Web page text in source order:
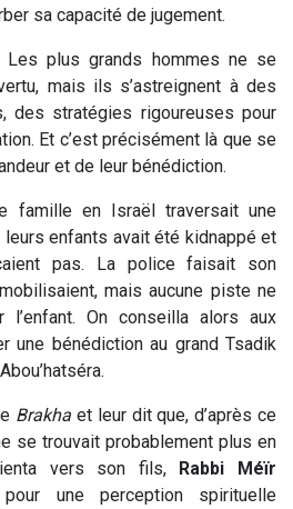
sa capacité de jugement.
Les plus grands hommes ne se
mais ils s’astreignent à des
des stratégies rigoureuses pour
Et c’est précisément là que se
et de leur bénédiction.
famille en Israël traversait une
leurs enfants avait été kidnappé et
pas. La police faisait son
mais aucune piste ne
l’enfant. On conseilla alors aux
une bénédiction au grand Tsadik
Brakha et leur dit que, d’après ce
se trouvait probablement plus en
vers son fils, Rabbi Méïr
une perception spirituelle